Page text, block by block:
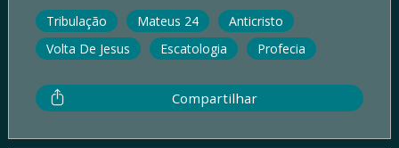
Tribulação
Mateus 24
Anticristo
Volta De Jesus
Escatologia Profecia
Compartilhar